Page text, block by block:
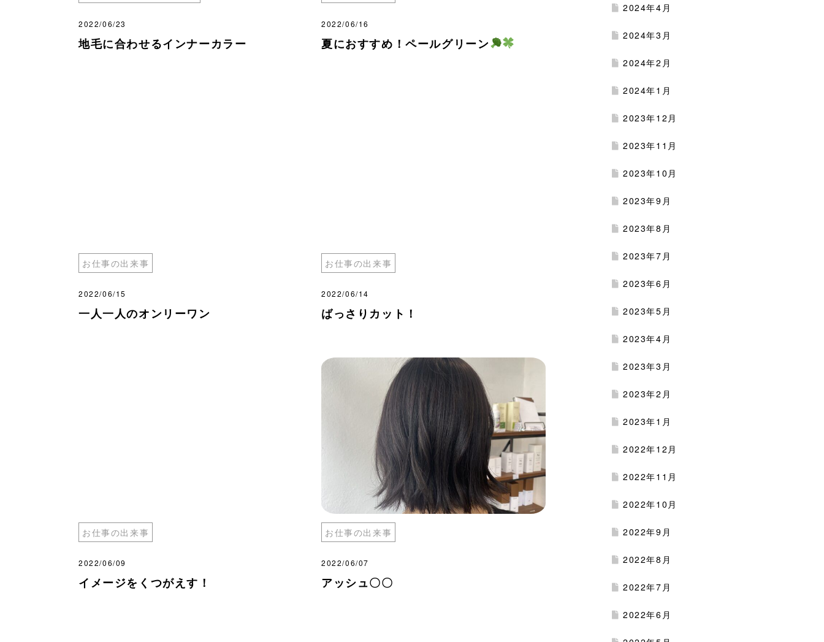
2022/06/23
地毛に合わせるインナーカラー
2022/06/16
夏におすすめ！ペールグリーン
お仕事の出来事
2022/06/15
一人一人のオンリーワン
お仕事の出来事
2022/06/14
ばっさりカット！
お仕事の出来事
2022/06/09
イメージをくつがえす！
お仕事の出来事
2022/06/07
アッシュ〇〇
2024年4月
2024年3月
2024年2月
2024年1月
2023年12月
2023年11月
2023年10月
2023年9月
2023年8月
2023年7月
2023年6月
2023年5月
2023年4月
2023年3月
2023年2月
2023年1月
2022年12月
2022年11月
2022年10月
2022年9月
2022年8月
2022年7月
2022年6月